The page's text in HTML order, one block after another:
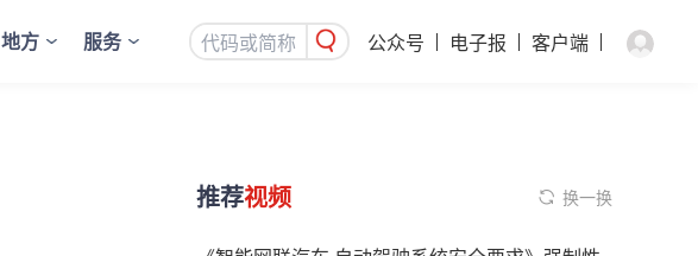
地方 服务 公众号 电子报 客户端
推荐视频 换一换